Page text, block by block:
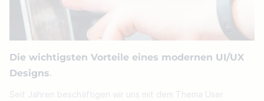
Die wichtigsten Vorteile eines modernen UI/UX
Designs.
Seit Jahren beschäftigen wir uns mit dem Thema User